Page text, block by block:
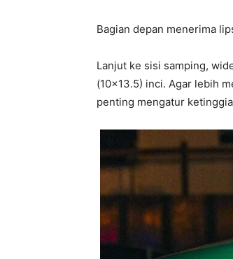
Bagian depan menerima
Lanjut ke sisi samping,
(10×13.5) inci. Agar lebih
penting mengatur